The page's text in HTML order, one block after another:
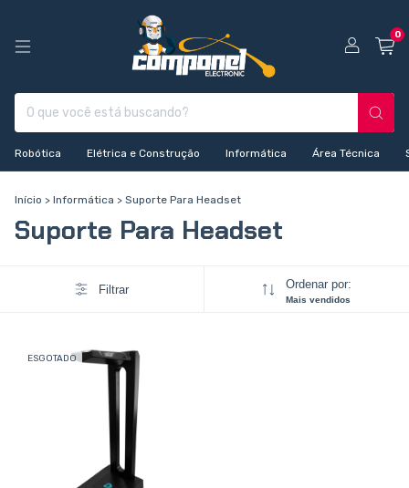
0
Robótica Elétrica e Construção Informática Área Técnica
Início > Informática > Suporte Para Headset
Suporte Para Headset
Filtrar Ordenar por:
Mais vendidos
ESGOTADO